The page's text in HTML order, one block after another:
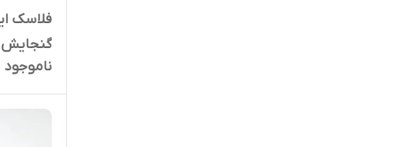
گنجایش 1 لیتر
ناموجود